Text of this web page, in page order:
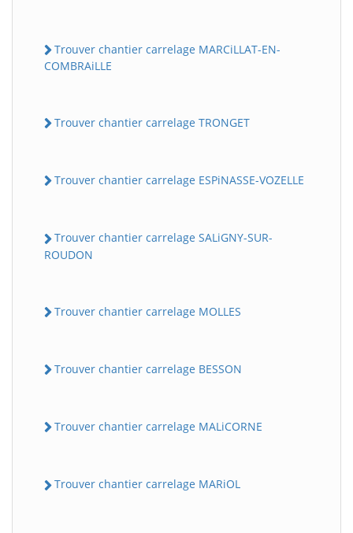
Trouver chantier carrelage MARCiLLAT-EN-
COMBRAiLLE
Trouver chantier carrelage TRONGET
Trouver chantier carrelage ESPiNASSE-VOZELLE
Trouver chantier carrelage SALiGNY-SUR-
ROUDON
Trouver chantier carrelage MOLLES
Trouver chantier carrelage BESSON
Trouver chantier carrelage MALiCORNE
Trouver chantier carrelage MARiOL